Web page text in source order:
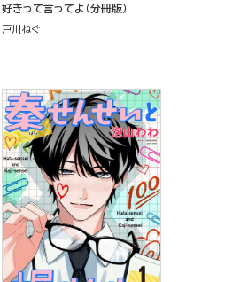
好きって言ってよ（分冊版）
戸川ねぐ